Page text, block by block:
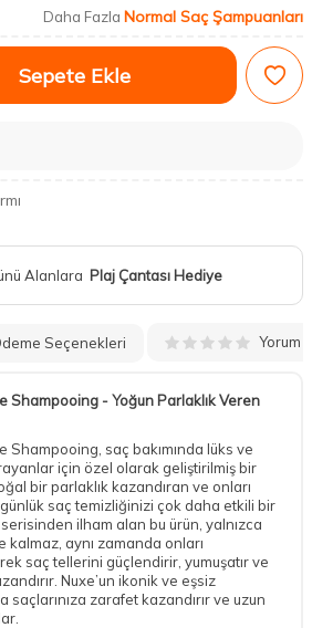
Daha Fazla Normal Saç Şampuanları
Sepete Ekle
Alanlara Plaj Çantası Hediye
Seçenekleri Yorum
Shampooing - Yoğun Parlaklık Veren
Shampooing, saç bakımında lüks ve
için özel olarak geliştirilmiş bir
bir parlaklık kazandıran ve onları
saç temizliğinizi çok daha etkili bir
ilham alan bu ürün, yalnızca
kalmaz, aynı zamanda onları
saç tellerini güçlendirir, yumuşatır ve
Nuxe’un ikonik ve eşsiz
saçlarınıza zarafet kazandırır ve uzun